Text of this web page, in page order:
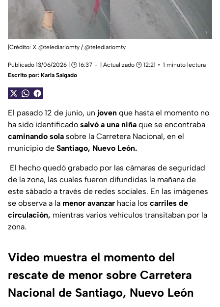
|Crédito: X @telediariomty / @telediariomty
Publicado 13/06/2026 | 🕑 16:37 | Actualizado 🕑 12:21
1 minuto lectura
Escrito por: Karla Salgado
El pasado 12 de junio, un joven que hasta el momento no
ha sido identificado salvó a una niña que se encontraba
caminando sola sobre la Carretera Nacional, en el
municipio de Santiago, Nuevo León.
El hecho quedó grabado por las cámaras de seguridad
de la zona, las cuales fueron difundidas la mañana de
este sábado a través de redes sociales. En las imágenes
se observa a la menor avanzar hacia los carriles de
circulación, mientras varios vehículos transitaban por la
zona.
Video muestra el momento del
rescate de menor sobre Carretera
Nacional de Santiago, Nuevo León